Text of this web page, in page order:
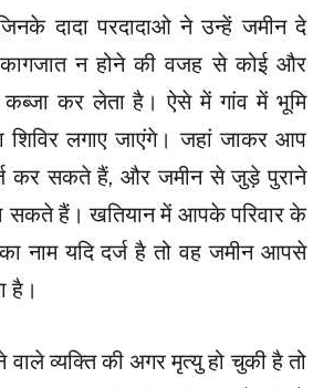
दादा परदादाओ ने उन्हें जमीन दे
न होने की वजह से कोई और
कर लेता है। ऐसे में गांव में भूमि
शिविर लगाए जाएंगे। जहां जाकर आप
कर सकते हैं, और जमीन से जुड़े पुराने
सकते हैं। खतियान में आपके परिवार के
नाम यदि दर्ज है तो वह जमीन आपसे
है।
वाले व्यक्ति की अगर मृत्यु हो चुकी है तो